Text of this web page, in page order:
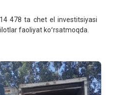
478 ta chet el investitsiyasi
faoliyat koʻrsatmoqda.